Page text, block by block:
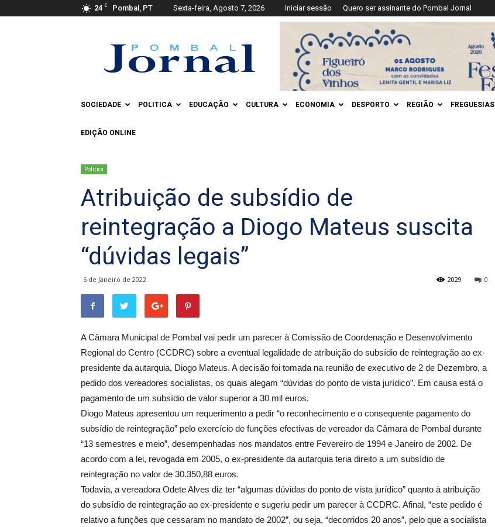
24 C Pombal, PT Sexta-feira, Agosto 7, 2026 Iniciar sessão Quero ser assinante do Pombal Jornal
Jornal
SOCIEDADE POLITICA EDUCAÇÃO CULTURA ECONOMIA DESPORTO REGIÃO FREGUESIAS
EDIÇÃO ONLINE
Politica
Atribuição de subsídio de
reintegração a Diogo Mateus suscita
“dúvidas legais”
6 de Janeiro de 2022 0
2029
A Câmara Municipal de Pombal vai pedir um parecer à Comissão de Coordenação e Desenvolvimento
Regional do Centro (CCDRC) sobre a eventual legalidade de atribuição do subsídio de reintegração ao ex-
presidente da autarquia, Diogo Mateus. A decisão foi tomada na reunião de executivo de 2 de Dezembro, a
pedido dos vereadores socialistas, os quais alegam “dúvidas do ponto de vista jurídico”. Em causa está o
pagamento de um subsídio de valor superior a 30 mil euros.
Diogo Mateus apresentou um requerimento a pedir “o reconhecimento e o consequente pagamento do
subsídio de reintegração” pelo exercício de funções efectivas de vereador da Câmara de Pombal durante
“13 semestres e meio”, desempenhadas nos mandatos entre Fevereiro de 1994 e Janeiro de 2002. De
acordo com a lei, revogada em 2005, o ex-presidente da autarquia teria direito a um subsídio de
reintegração no valor de 30.350,88 euros.
Todavia, a vereadora Odete Alves diz ter “algumas dúvidas do ponto de vista jurídico” quanto à atribuição
do subsídio de reintegração ao ex-presidente e sugeriu pedir um parecer à CCDRC. Afinal, “este pedido é
relativo a funções que cessaram no mandato de 2002”, ou seja, “decorridos 20 anos”, pelo que a socialista